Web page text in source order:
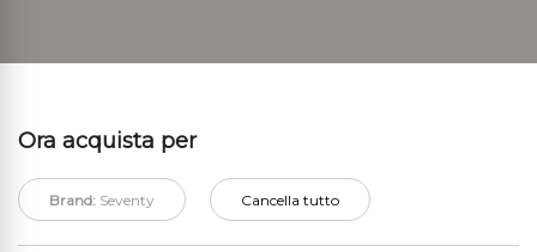
Ora acquista per
Brand: Seventy Cancella tutto